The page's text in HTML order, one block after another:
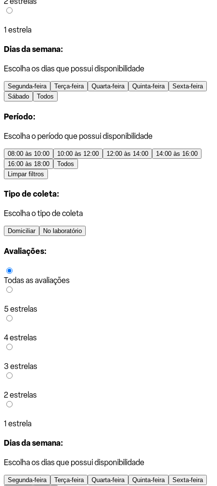
1 estrela
Dias da semana:
Escolha os dias que possui disponibilidade
Segunda-feira Terça-feira Quarta-feira Quinta-feira
Sexta-feira
Sábado
Todos
Período:
Escolha o período que possui disponibilidade
08:00 às 10:00 10:00 às 12:00 12:00 às 14:00
14:00 às 16:00
16:00 às 18:00
Todos
Limpar filtros
Tipo de coleta:
Escolha o tipo de coleta
Domiciliar No laboratório
Avaliações:
Todas as avaliações
5 estrelas
4 estrelas
3 estrelas
2 estrelas
1 estrela
Dias da semana:
Escolha os dias que possui disponibilidade
Segunda-feira Terça-feira Quarta-feira Quinta-feira
Sexta-feira